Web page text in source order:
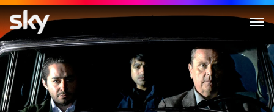
Die Andere Seite Der